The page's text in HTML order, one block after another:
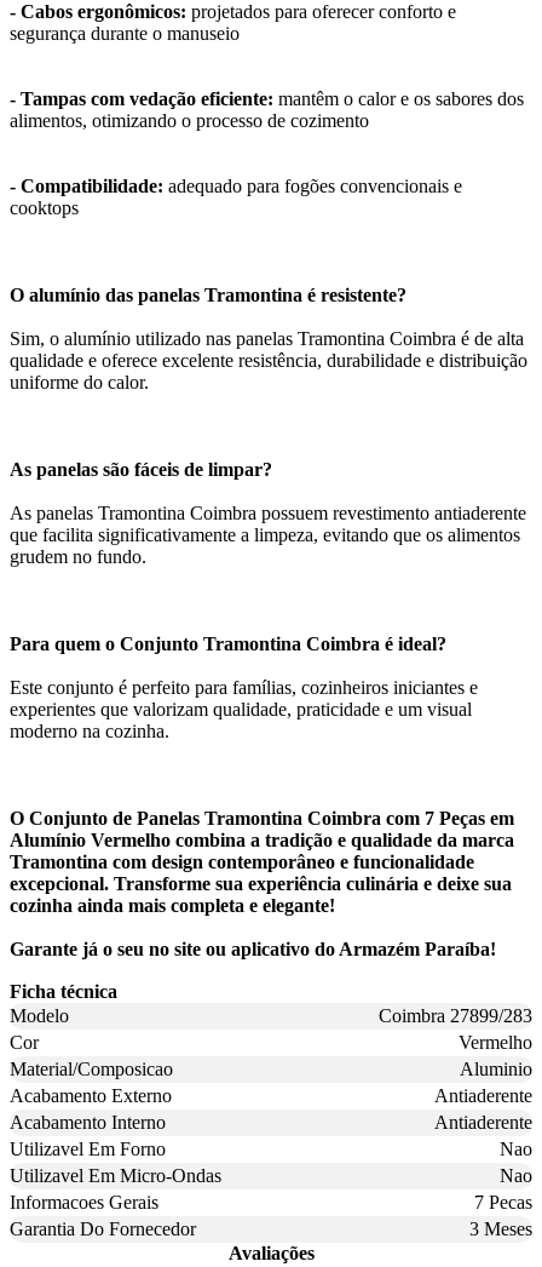
- Cabos ergonômicos: projetados para oferecer conforto e
segurança durante o manuseio
- Tampas com vedação eficiente: mantêm o calor e os sabores dos
alimentos, otimizando o processo de cozimento
- Compatibilidade: adequado para fogões convencionais e
cooktops
O alumínio das panelas Tramontina é resistente?
Sim, o alumínio utilizado nas panelas Tramontina Coimbra é de alta
qualidade e oferece excelente resistência, durabilidade e distribuição
uniforme do calor.
As panelas são fáceis de limpar?
As panelas Tramontina Coimbra possuem revestimento antiaderente
que facilita significativamente a limpeza, evitando que os alimentos
grudem no fundo.
Para quem o Conjunto Tramontina Coimbra é ideal?
Este conjunto é perfeito para famílias, cozinheiros iniciantes e
experientes que valorizam qualidade, praticidade e um visual
moderno na cozinha.
O Conjunto de Panelas Tramontina Coimbra com 7 Peças em
Alumínio Vermelho combina a tradição e qualidade da marca
Tramontina com design contemporâneo e funcionalidade
excepcional. Transforme sua experiência culinária e deixe sua
cozinha ainda mais completa e elegante!
Garante já o seu no site ou aplicativo do Armazém Paraíba!
Ficha técnica
Modelo
Coimbra 27899/283
Cor
Vermelho
Material/Composicao
Aluminio
Acabamento Externo
Antiaderente
Acabamento Interno
Antiaderente
Utilizavel Em Forno
Nao
Utilizavel Em Micro-Ondas
Nao
Informacoes Gerais
7 Pecas
Garantia Do Fornecedor
3 Meses
Avaliações